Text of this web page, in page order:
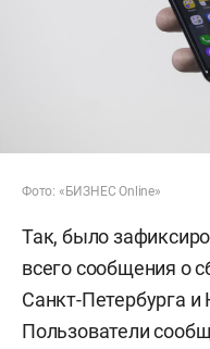
Фото: «БИЗНЕС Online»
Так, было
всего сообщения о
Санкт-Петербурга и
Пользователи